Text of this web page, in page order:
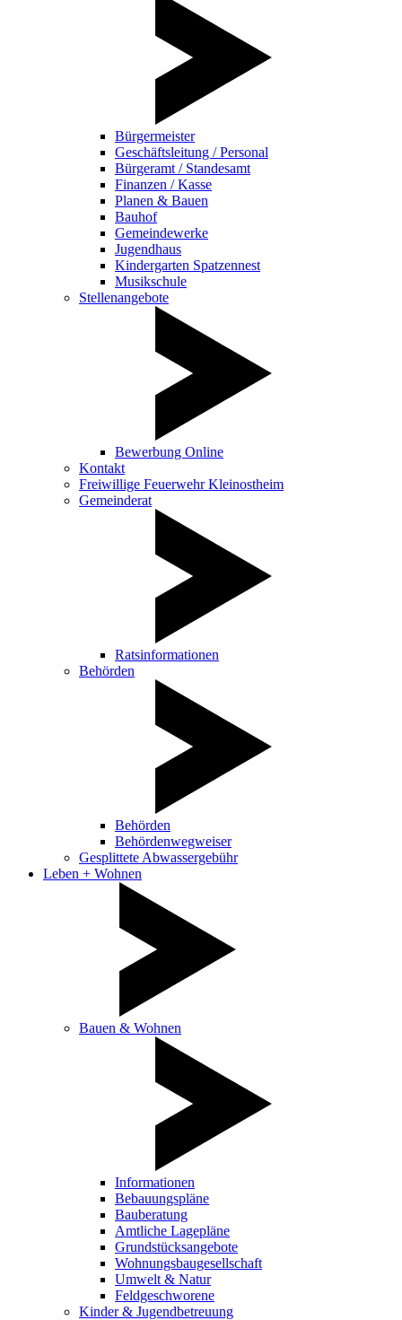
Bürgermeister
Geschäftsleitung / Personal
Bürgeramt / Standesamt
Finanzen / Kasse
Planen & Bauen
Bauhof
Gemeindewerke
Jugendhaus
Kindergarten Spatzennest
Musikschule
Stellenangebote
Bewerbung Online
Kontakt
Freiwillige Feuerwehr Kleinostheim
Gemeinderat
Ratsinformationen
Behörden
Behörden
Behördenwegweiser
Gesplittete Abwassergebühr
Leben + Wohnen
Bauen & Wohnen
Informationen
Bebauungspläne
Bauberatung
Amtliche Lagepläne
Grundstücksangebote
Wohnungsbaugesellschaft
Umwelt & Natur
Feldgeschworene
Kinder & Jugendbetreuung